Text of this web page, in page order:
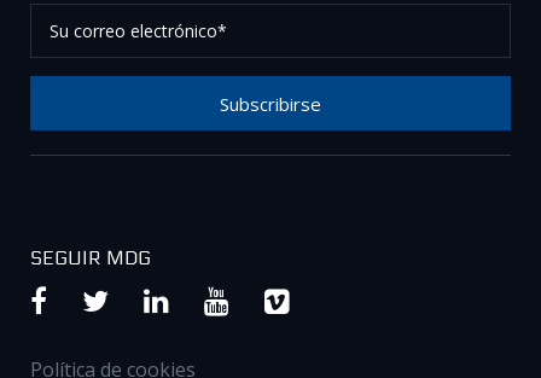
correo
electrónico*
Subscribirse
SEGUIR MDG
Política de cookies